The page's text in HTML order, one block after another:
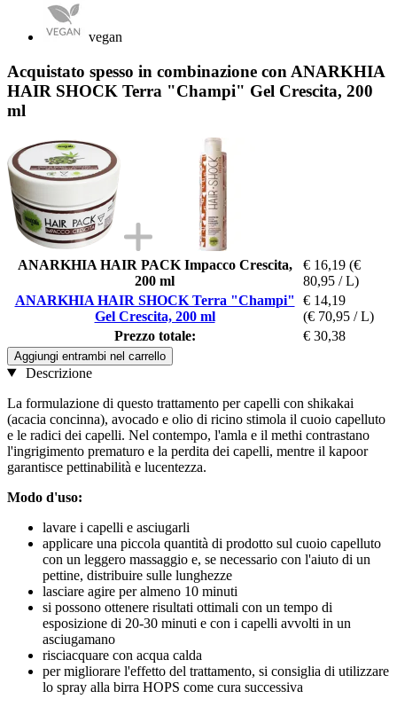
vegan
Acquistato spesso in combinazione con ANARKHIA
HAIR SHOCK Terra "Champi" Gel Crescita, 200
ml
ANARKHIA HAIR PACK Impacco Crescita,
200 ml
€ 16,19 (€
80,95 / L)
ANARKHIA HAIR SHOCK Terra "Champi"
Gel Crescita, 200 ml
€ 14,19
(€ 70,95 / L)
Prezzo totale:
€ 30,38
Aggiungi entrambi nel carrello
Descrizione
La formulazione di questo trattamento per capelli con shikakai
(acacia concinna), avocado e olio di ricino stimola il cuoio capelluto
e le radici dei capelli. Nel contempo, l'amla e il methi contrastano
l'ingrigimento prematuro e la perdita dei capelli, mentre il kapoor
garantisce pettinabilità e lucentezza.
Modo d'uso:
lavare i capelli e asciugarli
applicare una piccola quantità di prodotto sul cuoio capelluto
con un leggero massaggio e, se necessario con l'aiuto di un
pettine, distribuire sulle lunghezze
lasciare agire per almeno 10 minuti
si possono ottenere risultati ottimali con un tempo di
esposizione di 20-30 minuti e con i capelli avvolti in un
asciugamano
risciacquare con acqua calda
per migliorare l'effetto del trattamento, si consiglia di utilizzare
lo spray alla birra HOPS come cura successiva